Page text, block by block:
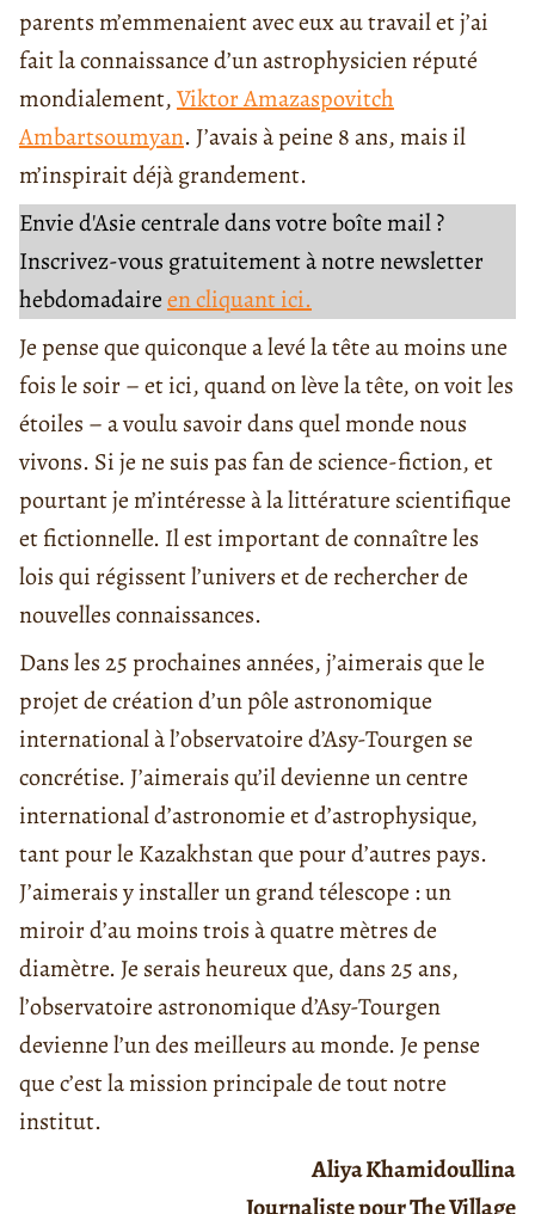
parents m’emmenaient avec eux au travail et j’ai
fait la connaissance d’un astrophysicien réputé
mondialement,Viktor Amazaspovitch
Ambartsoumyan. J’avais à peine 8 ans, mais il
m’inspirait déjà grandement.
Envie d'Asie centrale dans votre boîte mail ?
Inscrivez-vous gratuitement à notre newsletter
hebdomadaireen cliquant ici.
Je pense que quiconque a levé la tête au moins une
fois le soir – et ici, quand on lève la tête, on voit les
étoiles – a voulu savoir dans quel monde nous
vivons. Si je ne suis pas fan de science-fiction, et
pourtant je m’intéresse à la littérature scientifique
et fictionnelle. Il est important de connaître les
lois qui régissent l’univers et de rechercher de
nouvelles connaissances.
Dans les 25 prochaines années, j’aimerais que le
projet de création d’un pôle astronomique
international à l’observatoire d’Asy-Tourgen se
concrétise. J’aimerais qu’il devienne un centre
international d’astronomie et d’astrophysique,
tant pour le Kazakhstan que pour d’autres pays.
J’aimerais y installer un grand télescope : un
miroir d’au moins trois à quatre mètres de
diamètre. Je serais heureux que, dans 25 ans,
l’observatoire astronomique d’Asy-Tourgen
devienne l’un des meilleurs au monde. Je pense
que c’est la mission principale de tout notre
institut.
Aliya Khamidoullina
Journaliste pour The Village